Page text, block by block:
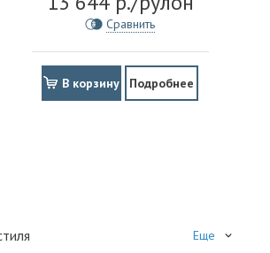
Сравнить
В корзину Подробнее
Еще